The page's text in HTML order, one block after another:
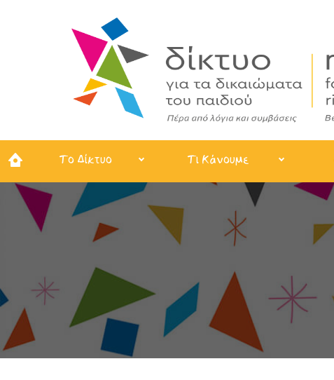
Το Δίκτυο Τι Κάνουμε